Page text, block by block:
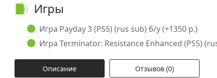
Игры
Игра Payday 3 (PS5) (rus sub) б/у (+1350 р.)
Игра Terminator: Resistance Enhanced (PS5)
Описание Отзывов (0)